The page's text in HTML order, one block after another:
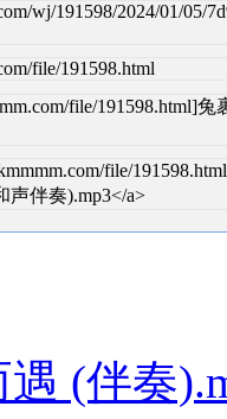
wj/191598/2024/01/05/
file/191598.html
file/191598.html]
file/
声伴奏).mp3</a>
(伴奏